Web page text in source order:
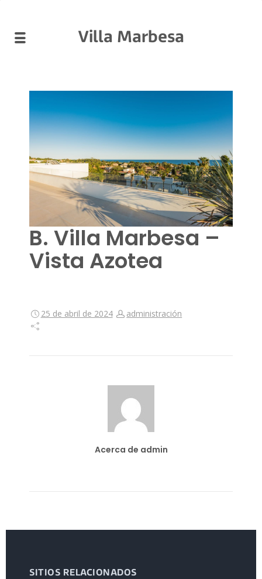
Villa Marbesa
B. Villa Marbesa –
Vista Azotea
25 de abril de 2024 administración
Acerca de admin
SITIOS RELACIONADOS